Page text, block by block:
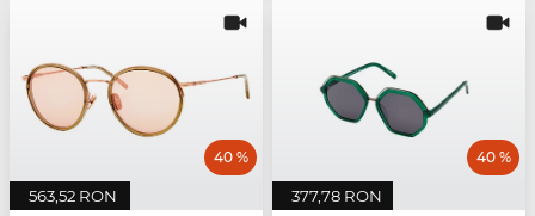
563,52 RON
40 %
377,78 RON
40 %